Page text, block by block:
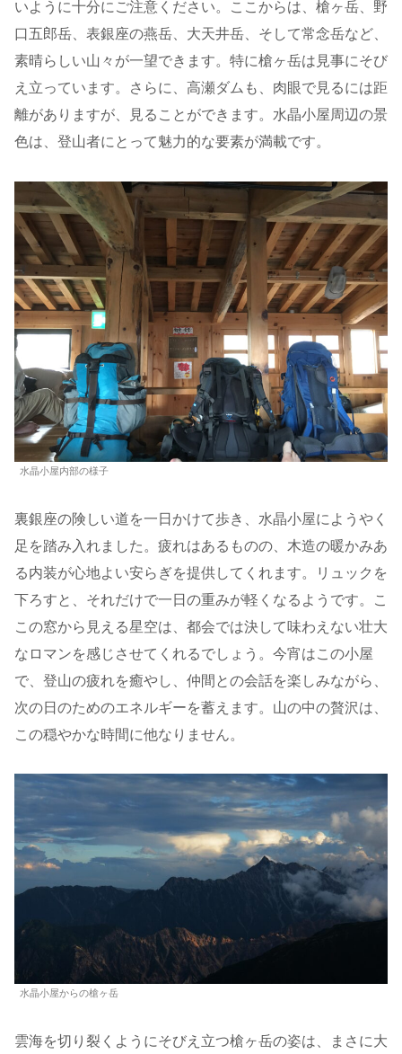
いように十分にご注意ください。ここからは、槍ヶ岳、野
口五郎岳、表銀座の燕岳、大天井岳、そして常念岳など、
素晴らしい山々が一望できます。特に槍ヶ岳は見事にそび
え立っています。さらに、高瀬ダムも、肉眼で見るには距
離がありますが、見ることができます。水晶小屋周辺の景
色は、登山者にとって魅力的な要素が満載です。
水晶小屋内部の様子
裏銀座の険しい道を一日かけて歩き、水晶小屋にようやく
足を踏み入れました。疲れはあるものの、木造の暖かみあ
る内装が心地よい安らぎを提供してくれます。リュックを
下ろすと、それだけで一日の重みが軽くなるようです。こ
この窓から見える星空は、都会では決して味わえない壮大
なロマンを感じさせてくれるでしょう。今宵はこの小屋
で、登山の疲れを癒やし、仲間との会話を楽しみながら、
次の日のためのエネルギーを蓄えます。山の中の贅沢は、
この穏やかな時間に他なりません。
水晶小屋からの槍ヶ岳
雲海を切り裂くようにそびえ立つ槍ヶ岳の姿は、まさに大